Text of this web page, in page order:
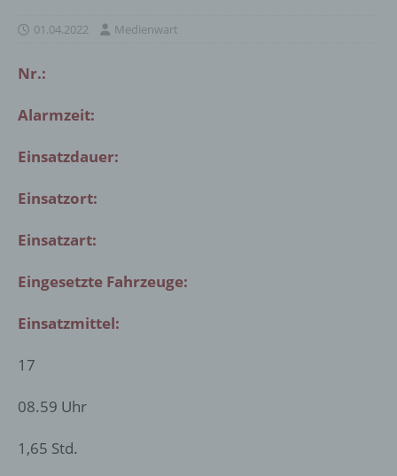
01.04.2022 Medienwart
Nr.:
Alarmzeit:
Einsatzdauer:
Einsatzort:
Einsatzart:
Eingesetzte Fahrzeuge:
Einsatzmittel:
17
08.59 Uhr
1,65 Std.